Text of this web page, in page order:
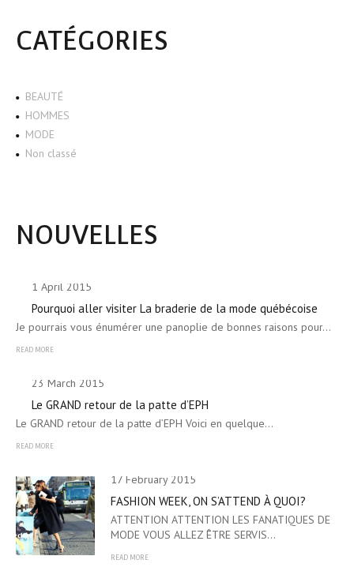
CATÉGORIES
BEAUTÉ
HOMMES
MODE
Non classé
NOUVELLES
1 April 2015
Pourquoi aller visiter La braderie de la mode québécoise
Je pourrais vous énumérer une panoplie de bonnes raisons pour…
READ MORE
23 March 2015
Le GRAND retour de la patte d’EPH
Le GRAND retour de la patte d’EPH Voici en quelque…
READ MORE
17 February 2015
FASHION WEEK, ON S’ATTEND À QUOI?
ATTENTION ATTENTION LES FANATIQUES DE
MODE VOUS ALLEZ ÊTRE SERVIS…
READ MORE